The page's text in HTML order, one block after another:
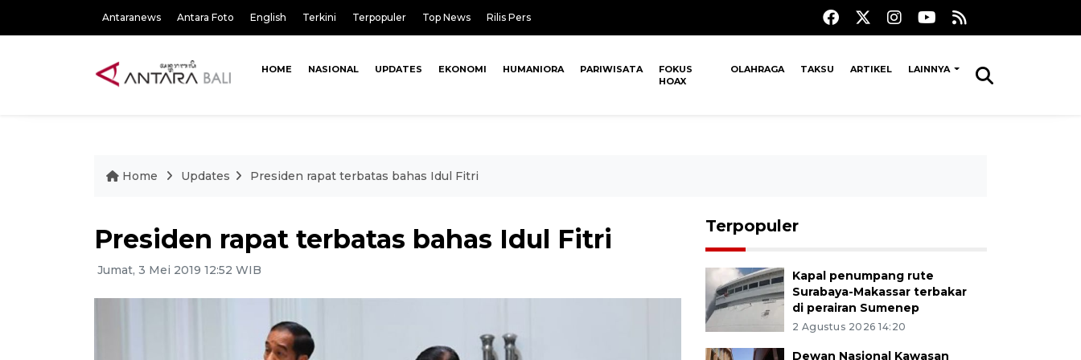
Antaranews Antara Foto English Terkini Terpopuler Top News Rilis Pers
HOME NASIONAL UPDATES EKONOMI HUMANIORA PARIWISATA
FOKUS
HOAX
OLAHRAGA TAKSU ARTIKEL LAINNYA
Home Updates Presiden rapat terbatas bahas Idul Fitri
Presiden rapat terbatas bahas Idul Fitri
Jumat, 3 Mei 2019 12:52 WIB
Terpopuler
Kapal penumpang rute
Surabaya-Makassar terbakar
di perairan Sumenep
2 Agustus 2026 14:20
Dewan Nasional Kawasan